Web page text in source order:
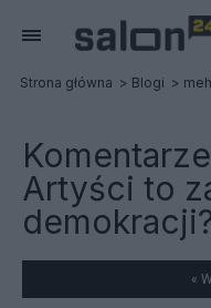
Strona główna Blogi meh
Artyści to
«